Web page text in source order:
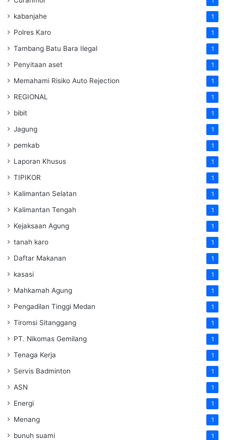
kabanjahe 1
Polres Karo 1
Tambang Batu Bara Ilegal 1
Penyitaan aset 1
Memahami Risiko Auto Rejection 1
REGIONAL 1
bibit 1
Jagung 1
pemkab 1
Laporan Khusus 1
TIPIKOR 1
Kalimantan Selatan 1
Kalimantan Tengah 1
Kejaksaan Agung 1
tanah karo 1
Daftar Makanan 1
kasasi 1
Mahkamah Agung 1
Pengadilan Tinggi Medan 1
Tiromsi Sitanggang 1
PT. Nikomas Gemilang 1
Tenaga Kerja 1
Servis Badminton 1
ASN 1
Energi 1
Menang 1
bunuh suami 1